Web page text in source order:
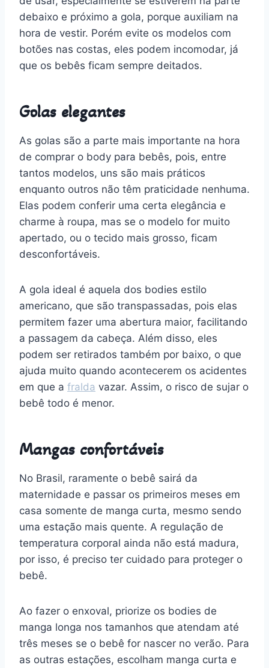
debaixo e próximo a gola, porque auxiliam na
hora de vestir. Porém evite os modelos com
botões nas costas, eles podem incomodar, já
que os bebês ficam sempre deitados.
Golas elegantes
As golas são a parte mais importante na hora
de comprar o body para bebês, pois, entre
tantos modelos, uns são mais práticos
enquanto outros não têm praticidade nenhuma.
Elas podem conferir uma certa elegância e
charme à roupa, mas se o modelo for muito
apertado, ou o tecido mais grosso, ficam
desconfortáveis.
A gola ideal é aquela dos bodies estilo
americano, que são transpassadas, pois elas
permitem fazer uma abertura maior, facilitando
a passagem da cabeça. Além disso, eles
podem ser retirados também por baixo, o que
ajuda muito quando acontecerem os acidentes
em que a fralda vazar. Assim, o risco de sujar o
bebê todo é menor.
Mangas confortáveis
No Brasil, raramente o bebê sairá da
maternidade e passar os primeiros meses em
casa somente de manga curta, mesmo sendo
uma estação mais quente. A regulação de
temperatura corporal ainda não está madura,
por isso, é preciso ter cuidado para proteger o
bebê.
Ao fazer o enxoval, priorize os bodies de
manga longa nos tamanhos que atendam até
três meses se o bebê for nascer no verão. Para
as outras estações, escolham manga curta e